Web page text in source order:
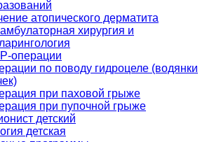
атопического дерматита
хирургия и
операции
по поводу гидроцеле (водянки
при паховой грыже
при пупочной грыже
детский
детская